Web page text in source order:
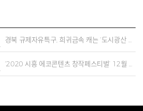
경북 규제자유특구, 희귀금속 캐는 ‘도시광산 실증’도 본격 착수
‘2020 시흥 에코콘텐츠 창작페스티벌’ 12월 4~5일 개최